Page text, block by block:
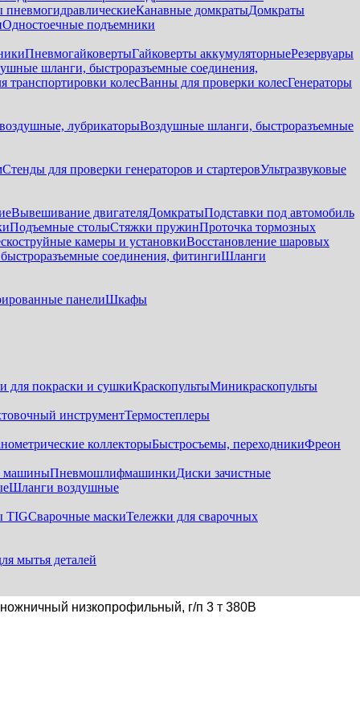
пневмогидравлическиеКанавные домкратыДомкраты
Одностоечные подъемники
ПневмогайковертыГайковерты аккумуляторныеРезервуары
шланги, быстроразъемные соединения,
транспортировки колесВанны для проверки колесГенераторы
лубрикаторыВоздушные шланги, быстроразъемные
Стенды для проверки генераторов и стартеровУльтразвуковые
Вывешивание двигателяДомкратыПодставки под автомобиль
Подъемные столыСтяжки пружинПроточка тормозных
камеры и установкиВосстановление шаровых
соединения, фитингиШланги
панелиШкафы
для покраски и сушкиКраскопультыМиникраскопульты
инструментТермостеплеры
коллекторыБыстросъемы, переходникиФреон
машиныПневмошлифмашинкиДиски зачистные
Шланги воздушные
TIGСварочные маскиТележки для сварочных
мытья деталей
низкопрофильный, г/п 3 т 380В